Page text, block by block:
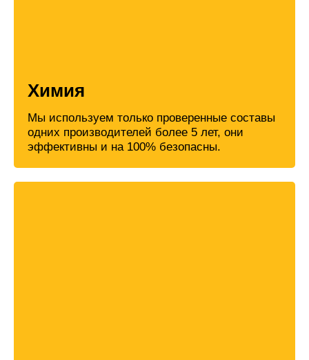
Химия
Мы используем только проверенные составы
одних производителей более 5 лет, они
эффективны и на 100% безопасны.